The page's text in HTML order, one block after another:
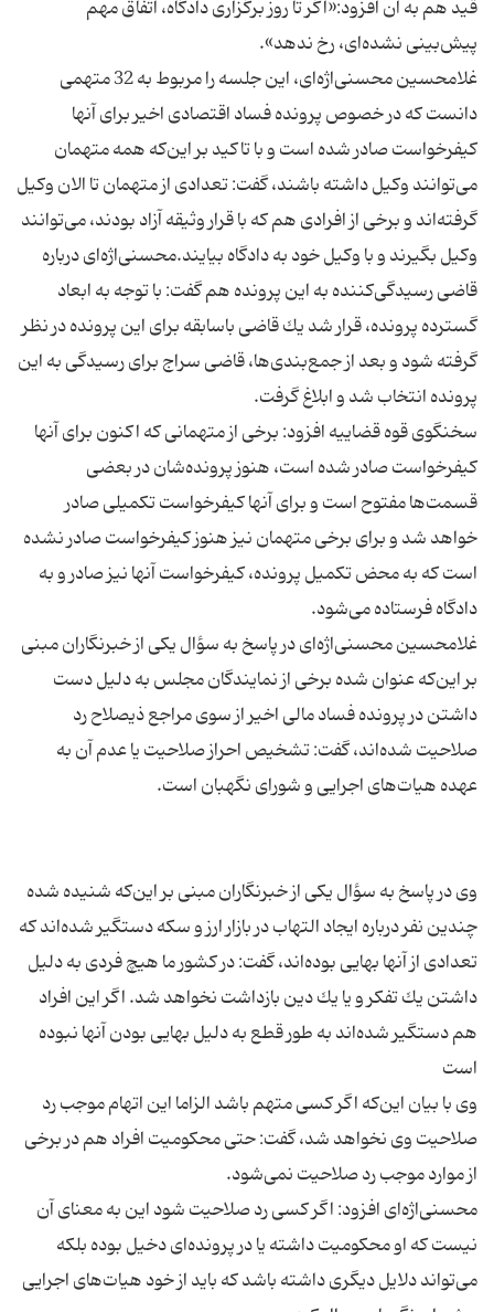
قید هم به آن افزود:«اگر تا روز برگزاری دادگاه، اتفاق مهم
غلامحسین محسنی‌اژه‌ای، این جلسه را مربوط به 32 متهمی
دانست كه در خصوص پرونده فساد اقتصادی اخیر برای آنها
كیفرخواست صادر شده است و با تاكید بر این‌كه همه متهمان
می‌توانند وكیل داشته باشند، گفت: تعدادی از متهمان تا الان وكیل
گرفته‌اند و برخی از افرادی هم كه با قرار وثیقه آزاد بودند، می‌توانند
وكیل بگیرند و با وكیل خود به دادگاه بیایند.محسنی‌اژه‌ای درباره
قاضی رسیدگی‌كننده به این پرونده هم گفت: با توجه به ابعاد
گسترده پرونده، قرار شد یك قاضی باسابقه برای این پرونده در نظر
گرفته شود و بعد از جمع‌بندی‌ها، قاضی سراج برای رسیدگی به این
سخنگوی قوه قضاییه افزود: برخی از متهمانی كه اكنون برای آنها
كیفرخواست صادر شده است، هنوز پرونده‌شان در بعضی
قسمت‌ها مفتوح است و برای آنها كیفرخواست تكمیلی صادر
خواهد شد و برای برخی متهمان نیز هنوز كیفرخواست صادر نشده
است كه به محض تكمیل پرونده، كیفرخواست آنها نیز صادر و به
غلامحسین محسنی‌اژه‌ای در پاسخ به سؤال یكی از خبرنگاران مبنی
بر این‌كه عنوان شده برخی از نمایندگان مجلس به دلیل دست
داشتن در پرونده فساد مالی اخیر از سوی مراجع ذیصلاح رد
صلاحیت شده‌اند، گفت: تشخیص احراز صلاحیت یا عدم آن به
وی در پاسخ به سؤال یكی از خبرنگاران مبنی بر این‌كه شنیده شده
چندین نفر درباره ایجاد التهاب در بازار ارز و سكه دستگیر شده‌اند كه
تعدادی از آنها بهایی بوده‌اند، گفت: در كشور ما هیچ فردی به دلیل
داشتن یك تفكر و یا یك دین بازداشت نخواهد شد. اگر این افراد
هم دستگیر شده‌اند به طور قطع به دلیل بهایی بودن آنها نبوده
وی با بیان این‌كه اگر كسی متهم باشد الزاما این اتهام موجب رد
صلاحیت وی نخواهد شد، گفت: حتی محكومیت افراد هم در برخی
محسنی‌اژه‌ای افزود: اگر كسی رد صلاحیت شود این به معنای آن
نیست كه او محكومیت داشته یا در پرونده‌ای دخیل بوده بلكه
می‌تواند دلایل دیگری داشته باشد كه باید از خود هیات‌های اجرایی